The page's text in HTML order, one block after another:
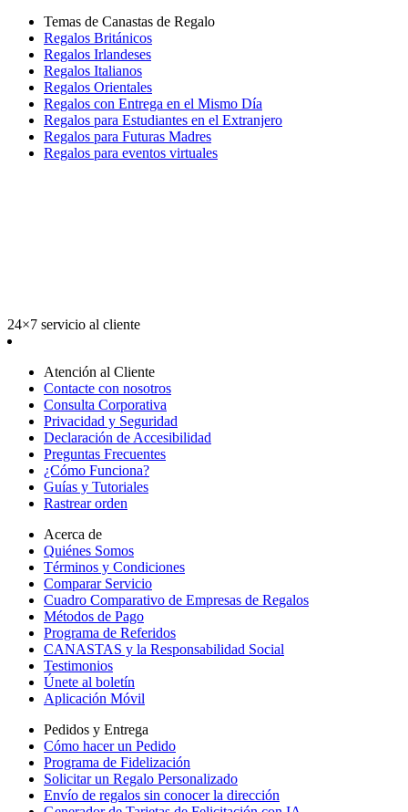
Temas de Canastas de Regalo
Regalos Británicos
Regalos Irlandeses
Regalos Italianos
Regalos Orientales
Regalos con Entrega en el Mismo Día
Regalos para Estudiantes en el Extranjero
Regalos para Futuras Madres
Regalos para eventos virtuales
24×7 servicio al cliente
Atención al Cliente
Contacte con nosotros
Consulta Corporativa
Privacidad y Seguridad
Declaración de Accesibilidad
Preguntas Frecuentes
¿Cómo Funciona?
Guías y Tutoriales
Rastrear orden
Acerca de
Quiénes Somos
Términos y Condiciones
Comparar Servicio
Cuadro Comparativo de Empresas de Regalos
Métodos de Pago
Programa de Referidos
CANASTAS y la Responsabilidad Social
Testimonios
Únete al boletín
Aplicación Móvil
Pedidos y Entrega
Cómo hacer un Pedido
Programa de Fidelización
Solicitar un Regalo Personalizado
Envío de regalos sin conocer la dirección